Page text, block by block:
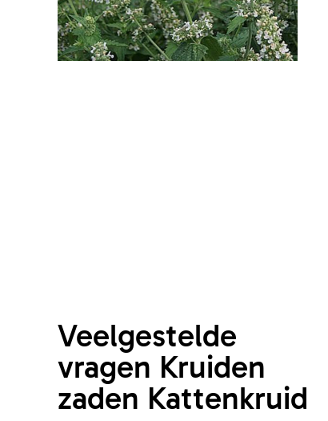
Veelgestelde
vragen Kruiden
zaden Kattenkruid